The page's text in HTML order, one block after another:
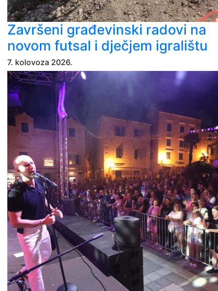
Završeni građevinski radovi na
novom futsal i dječjem igralištu
7. kolovoza 2026.